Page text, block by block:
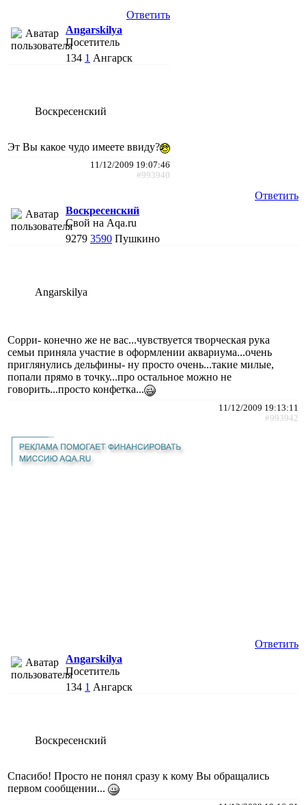
Ответить
Angarskilya
Посетитель
134 1 Ангарск
Воскресенский
Эт Вы какое чудо имеете ввиду?
11/12/2009 19:07:46
#993940
Ответить
Воскресенский
Свой на Aqa.ru
9279 3590 Пушкино
Angarskilya
Сорри- конечно же не вас...чувствуется творческая рука
семьи приняла участие в оформлении аквариума...очень
приглянулись дельфины- ну просто очень...такие милые,
попали прямо в точку...про остальное можно не
говорить...просто конфетка...
11/12/2009 19:13:11
#993942
Ответить
Angarskilya
Посетитель
134 1 Ангарск
Воскресенский
Спасибо! Просто не понял сразу к кому Вы обращались
первом сообщении...